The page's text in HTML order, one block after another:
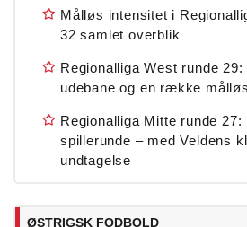
Målløs intensitet i
32 samlet overblik
Regionalliga West runde
udebane og en række
Regionalliga Mitte runde 27:
spillerunde – med Veldens
undtagelse
ØSTRIGSK FODBOLD